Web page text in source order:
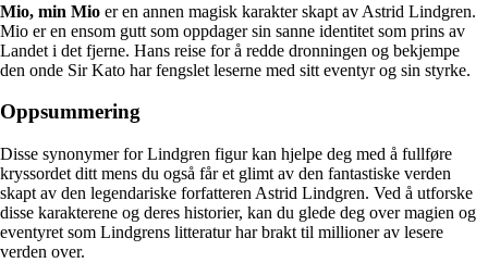
Mio, min Mio er en annen magisk karakter skapt av Astrid Lindgren.
Mio er en ensom gutt som oppdager sin sanne identitet som prins av
Landet i det fjerne. Hans reise for å redde dronningen og bekjempe
den onde Sir Kato har fengslet leserne med sitt eventyr og sin styrke.
Oppsummering
Disse synonymer for Lindgren figur kan hjelpe deg med å fullføre
kryssordet ditt mens du også får et glimt av den fantastiske verden
skapt av den legendariske forfatteren Astrid Lindgren. Ved å utforske
disse karakterene og deres historier, kan du glede deg over magien og
eventyret som Lindgrens litteratur har brakt til millioner av lesere
verden over.